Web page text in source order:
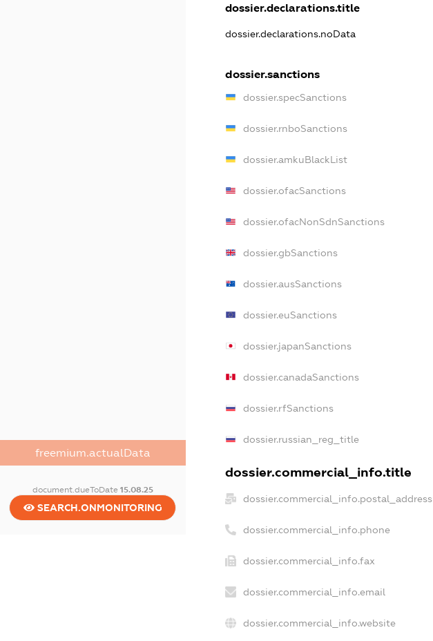
freemium.actualData
document.dueToDate 15.08.25
SEARCH.ONMONITORING
dossier.declarations.title
dossier.declarations.noData
dossier.sanctions
dossier.specSanctions
dossier.rnboSanctions
dossier.amkuBlackList
dossier.ofacSanctions
dossier.ofacNonSdnSanctions
dossier.gbSanctions
dossier.ausSanctions
dossier.euSanctions
dossier.japanSanctions
dossier.canadaSanctions
dossier.rfSanctions
dossier.russian_reg_title
dossier.commercial_info.title
dossier.commercial_info.postal_address
dossier.commercial_info.phone
dossier.commercial_info.fax
dossier.commercial_info.email
dossier.commercial_info.website